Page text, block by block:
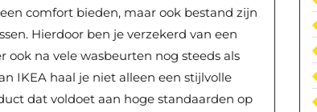
comfort bieden, maar ook bestand zijn
Hierdoor ben je verzekerd van een
na vele wasbeurten nog steeds als
IKEA haal je niet alleen een stijlvolle
dat voldoet aan hoge standaarden op